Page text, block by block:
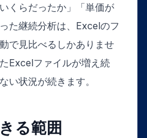
くらだったか」「単価が
た継続分析は、Excelのフ
で見比べるしかありませ
Excelファイルが増え続
い状況が続きます。
る範囲